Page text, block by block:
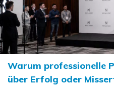
Warum professionelle
über Erfolg oder